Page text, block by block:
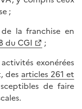
;
la franchise en
du CGI
;
exonérées
des articles 261 et
de faire